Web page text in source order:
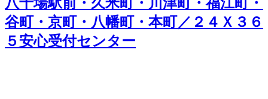
八十場駅前・久米町・川津町・福江町・
谷町・京町・八幡町・本町／２４Ｘ３６
５安心受付センター